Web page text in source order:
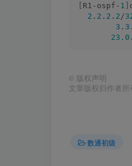
R1-ospf- 1
2 . 2 . 2 . 2 /
3 . 3 .
23.0 .
© 版权声明
文章版权归作者所
数通初级